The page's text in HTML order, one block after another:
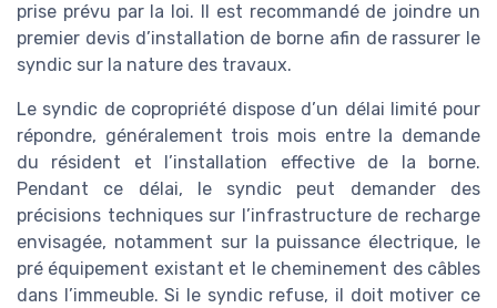
prise prévu par la loi. Il est recommandé de joindre un
premier devis d’installation de borne afin de rassurer le
syndic sur la nature des travaux.
Le syndic de copropriété dispose d’un délai limité pour
répondre, généralement trois mois entre la demande
du résident et l’installation effective de la borne.
Pendant ce délai, le syndic peut demander des
précisions techniques sur l’infrastructure de recharge
envisagée, notamment sur la puissance électrique, le
pré équipement existant et le cheminement des câbles
dans l’immeuble. Si le syndic refuse, il doit motiver ce